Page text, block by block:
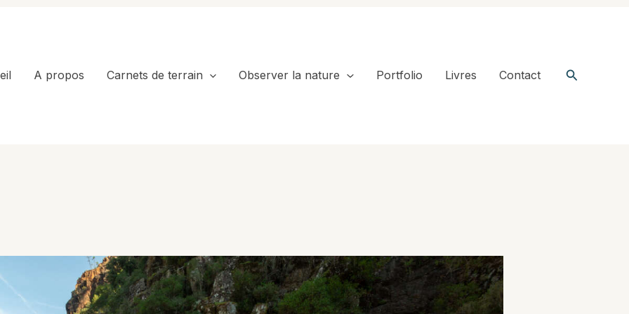
A propos Carnets de terrain Observer la nature Portfolio Livres Contact